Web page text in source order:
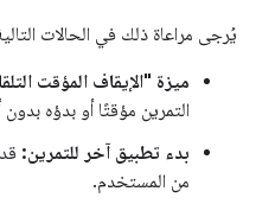
يُرجى مراعاة ذلك في الحالات
ميزة "الإيقاف المؤقت
التمرين مؤقتًا أو بدؤه
بدء تطبيق آخر للتمرين:
من المستخدم.